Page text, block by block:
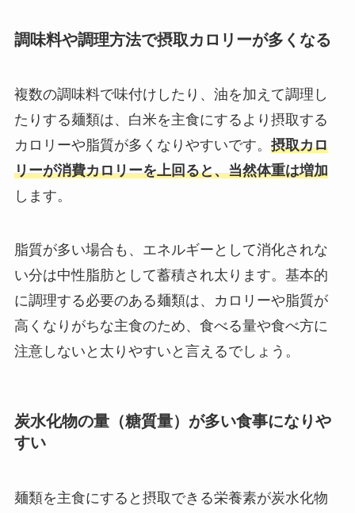
調味料や調理方法で摂取カロリーが多くなる
複数の調味料で味付けしたり、油を加えて調理し
たりする麺類は、白米を主食にするより摂取する
カロリーや脂質が多くなりやすいです。 摂取カロ
リーが消費カロリーを上回ると、当然体重は増加
します。
脂質が多い場合も、エネルギーとして消化されな
い分は中性脂肪として蓄積され太ります。基本的
に調理する必要のある麺類は、カロリーや脂質が
高くなりがちな主食のため、食べる量や食べ方に
注意しないと太りやすいと言えるでしょう。
炭水化物の量（糖質量）が多い食事になりや
すい
麺類を主食にすると摂取できる栄養素が炭水化物